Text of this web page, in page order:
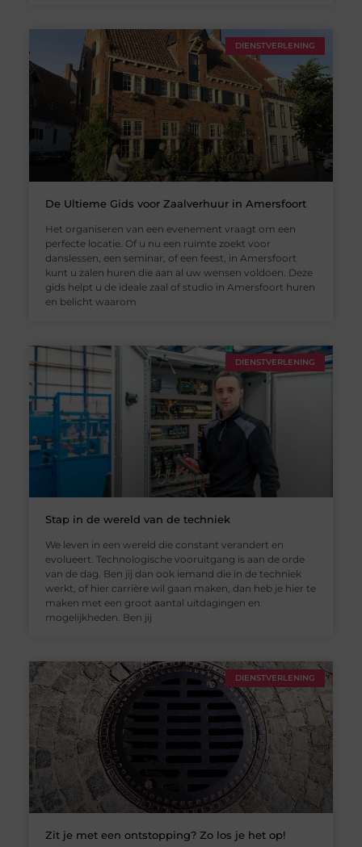
DIENSTVERLENING
De Ultieme Gids voor Zaalverhuur in Amersfoort
Het organiseren van een evenement vraagt om een
perfecte locatie. Of u nu een ruimte zoekt voor
danslessen, een seminar, of een feest, in Amersfoort
kunt u zalen huren die aan al uw wensen voldoen. Deze
gids helpt u de ideale zaal of studio in Amersfoort huren
en belicht waarom
DIENSTVERLENING
Stap in de wereld van de techniek
We leven in een wereld die constant verandert en
evolueert. Technologische vooruitgang is aan de orde
van de dag. Ben jij dan ook iemand die in de techniek
werkt, of hier carrière wil gaan maken, dan heb je hier te
maken met een groot aantal uitdagingen en
mogelijkheden. Ben jij
DIENSTVERLENING
Zit je met een ontstopping? Zo los je het op!